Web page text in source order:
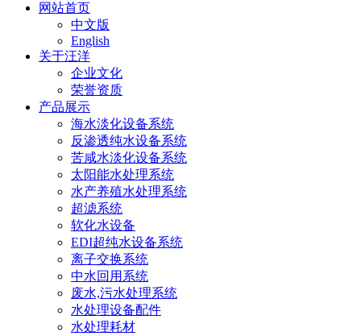
网站首页
中文版
English
关于汪洋
企业文化
荣誉资质
产品展示
海水淡化设备系统
反渗透纯水设备系统
苦咸水淡化设备系统
太阳能水处理系统
水产养殖水处理系统
超滤系统
软化水设备
EDI超纯水设备系统
离子交换系统
中水回用系统
废水,污水处理系统
水处理设备配件
水处理耗材